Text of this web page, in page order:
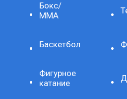
Бокс/
ММА
Баскетбол
Фигурное
катание